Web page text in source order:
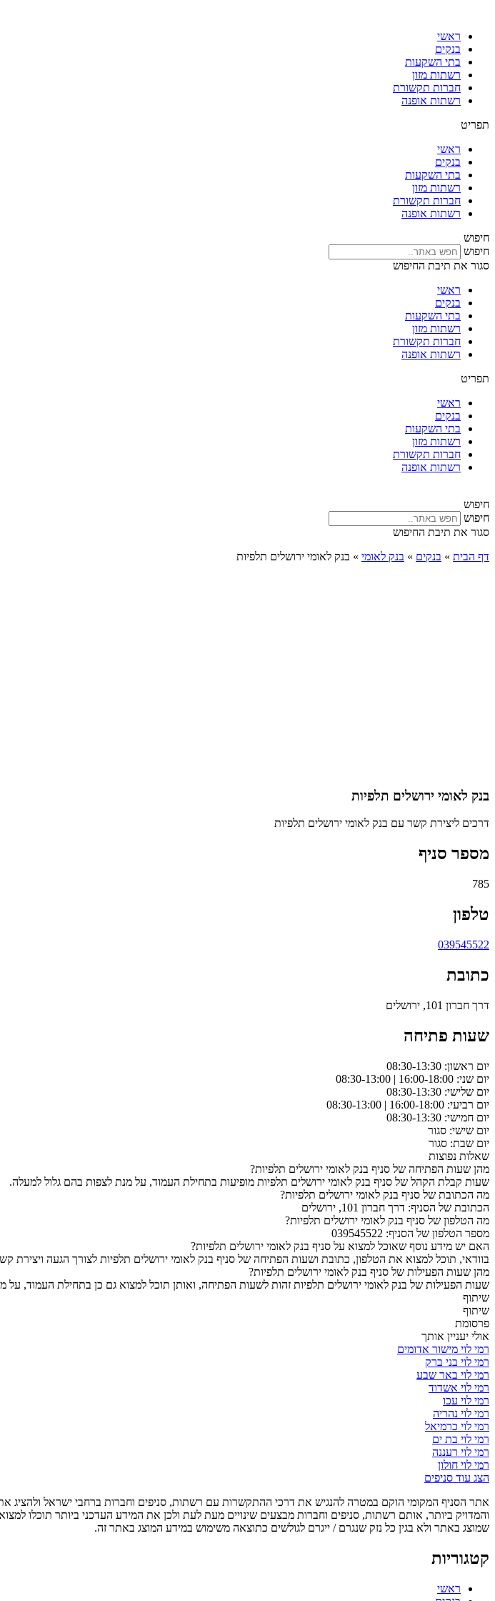
ראשי
בנקים
בתי השקעות
רשתות מזון
חברות תקשורת
רשתות אופנה
תפריט
ראשי
בנקים
בתי השקעות
רשתות מזון
חברות תקשורת
רשתות אופנה
חיפוש
חיפוש
סגור את תיבת החיפוש
ראשי
בנקים
בתי השקעות
רשתות מזון
חברות תקשורת
רשתות אופנה
תפריט
ראשי
בנקים
בתי השקעות
רשתות מזון
חברות תקשורת
רשתות אופנה
חיפוש
חיפוש
סגור את תיבת החיפוש
דף הבית » בנקים » בנק לאומי » בנק לאומי ירושלים תלפיות
בנק לאומי ירושלים תלפיות
דרכים ליצירת קשר עם בנק לאומי ירושלים תלפיות
מספר סניף
785
טלפון
039545522
כתובת
דרך חברון 101, ירושלים
שעות פתיחה
יום ראשון: 08:30-13:30
יום שני: 16:00-18:00 | 08:30-13:00
יום שלישי: 08:30-13:30
יום רביעי: 16:00-18:00 | 08:30-13:00
יום חמישי: 08:30-13:30
יום שישי: סגור
יום שבת: סגור
שאלות נפוצות
מהן שעות הפתיחה של סניף בנק לאומי ירושלים תלפיות?
שעות קבלת הקהל של סניף בנק לאומי ירושלים תלפיות מופיעות בתחילת העמוד, על מנת לצפות בהם גלול למעלה.
מה הכתובת של סניף בנק לאומי ירושלים תלפיות?
הכתובת של הסניף: דרך חברון 101, ירושלים
מה הטלפון של סניף בנק לאומי ירושלים תלפיות?
מספר הטלפון של הסניף: 039545522
האם יש מידע נוסף שאוכל למצוא על סניף בנק לאומי ירושלים תלפיות?
בוודאי, תוכל למצוא את הטלפון, כתובת ושעות הפתיחה של סניף בנק לאומי ירושלים תלפיות לצורך הגעה ויצירת
מהן שעות הפעילות של סניף בנק לאומי ירושלים תלפיות?
שעות הפעילות של בנק לאומי ירושלים תלפיות זהות לשעות הפתיחה, ואותן תוכל למצוא גם כן בתחילת העמוד, על
שיתוף
שיתוף
פרסומת
אולי יעניין אותך
רמי לוי מישור אדומים
רמי לוי בני ברק
רמי לוי באר שבע
רמי לוי אשדוד
רמי לוי עכו
רמי לוי נהריה
רמי לוי כרמיאל
רמי לוי בת ים
רמי לוי רעננה
רמי לוי חולון
הצג עוד סניפים
אתר הסניף המקומי הוקם במטרה להנגיש את דרכי ההתקשרות עם רשתות, סניפים וחברות ברחבי ישראל ולהציג
והמדויק ביותר, אותם רשתות, סניפים וחברות מבצעים שינויים מעת לעת ולכן את המידע העדכני ביותר תוכלו
שמוצג באתר ולא בגין כל נזק שנגרם / ייגרם לגולשים כתוצאה משימוש במידע המוצג באתר זה.
קטגוריות
ראשי